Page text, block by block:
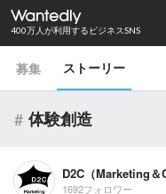
400万人が利用するビジネスSNS
募集 ストーリー
# 体験創造
D2C（Marketing＆
1692フォロワー